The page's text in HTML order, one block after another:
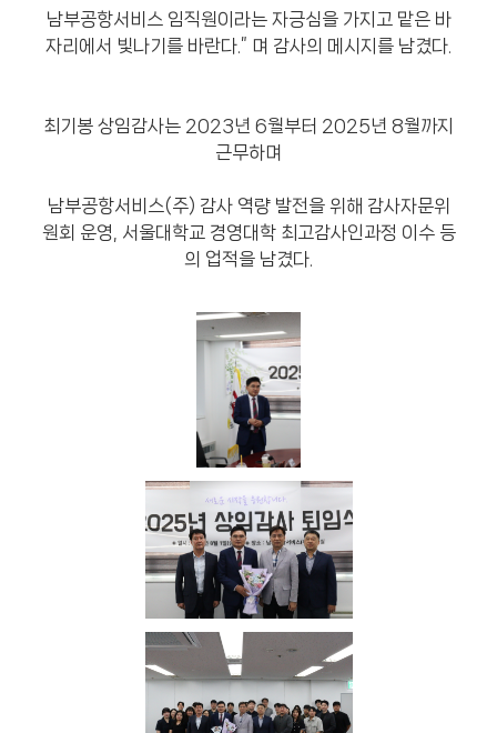
남부공항서비스 임직원이라는 자긍심을 가지고 맡은 바
자리에서 빛나기를 바란다.” 며 감사의 메시지를 남겼다.
최기봉 상임감사는 2023년 6월부터 2025년 8월까지
근무하며
남부공항서비스(주) 감사 역량 발전을 위해 감사자문위
원회 운영, 서울대학교 경영대학 최고감사인과정 이수 등
의 업적을 남겼다.